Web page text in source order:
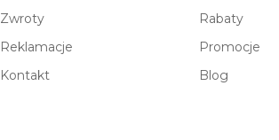
Zwroty
Reklamacje
Kontakt
Rabaty
Promocje
Blog